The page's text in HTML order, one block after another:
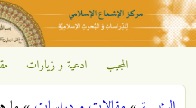
تجاوز إلى
مركز
المجيب ادعية و زيارات